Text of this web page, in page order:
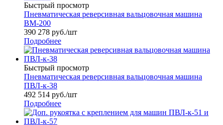
Быстрый просмотр
Пневматическая реверсивная вальцовочная машина
ВМ-200
390 278 руб./шт
Подробнее
Быстрый просмотр
Пневматическая реверсивная вальцовочная машина
ПВЛ-к-38
492 514 руб./шт
Подробнее